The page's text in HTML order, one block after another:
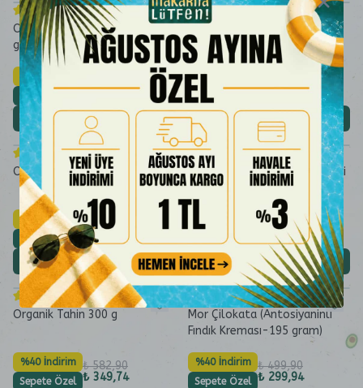
(4.8/5)
Organik Keçiboynuzu Özü 315
g
%40 İndirim
Sepete Özel
₺ 197,94
Sepete Ekle
Organik Üzüm Pekmezi 300 g
%40 İndirim
Sepete Özel
₺ 179,94
Sepete Ekle
(4.9/5)
Organik Dut Pekmezi 300 g
%40 İndirim
Sepete Özel
₺ 299,90
₺ 179,94
Sepete Ekle
(4.9/5)
Organik Keçiboynuzu Pekmezi
300 g
Sepete Özel
₺ 299,90
₺ 179,94
Sepete Ekle
(4.9
Organik Tahin 300 g
%40 İndirim
Sepete Özel
₺ 582,90
₺ 349,74
(4.9/5)
Mor Çilokata (Antosiyaninli
Fındık Kreması-195 gram)
%40 İndirim
Sepete Özel
₺ 499,90
₺ 299,94